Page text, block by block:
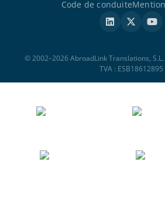
Code de conduite
© 2002–2026 AbroadLink Translations,
TVA : ESB18612895